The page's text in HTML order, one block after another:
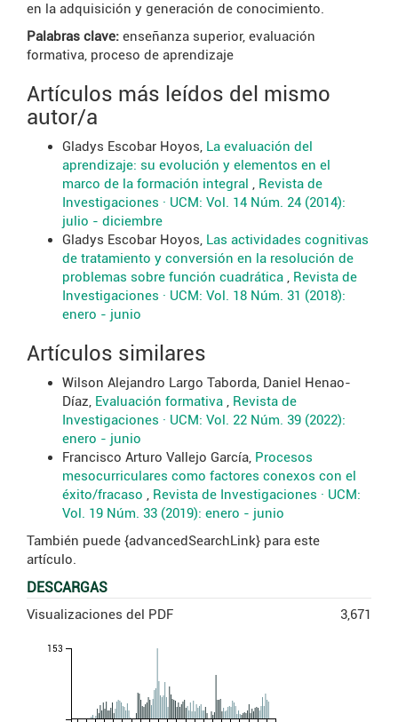
en la adquisición y generación de conocimiento.
Palabras clave: enseñanza superior, evaluación
formativa, proceso de aprendizaje
Artículos más leídos del mismo
autor/a
Gladys Escobar Hoyos, La evaluación del
aprendizaje: su evolución y elementos en el
marco de la formación integral , Revista de
Investigaciones · UCM: Vol. 14 Núm. 24 (2014):
julio - diciembre
Gladys Escobar Hoyos, Las actividades cognitivas
de tratamiento y conversión en la resolución de
problemas sobre función cuadrática , Revista de
Investigaciones · UCM: Vol. 18 Núm. 31 (2018):
enero - junio
Artículos similares
Wilson Alejandro Largo Taborda, Daniel Henao-
Díaz, Evaluación formativa , Revista de
Investigaciones · UCM: Vol. 22 Núm. 39 (2022):
enero - junio
Francisco Arturo Vallejo García, Procesos
mesocurriculares como factores conexos con el
éxito/fracaso , Revista de Investigaciones · UCM:
Vol. 19 Núm. 33 (2019): enero - junio
También puede {advancedSearchLink} para este
artículo.
DESCARGAS
Visualizaciones del PDF 3,671
153